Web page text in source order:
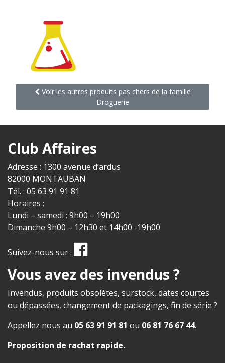
Voir les autres produits pas chers de la famille
Droguerie
Club Affaires
Adresse : 1300 avenue d’ardus
82000 MONTAUBAN
Tél. : 05 63 91 91 81
Horaires :
Lundi – samedi : 9h00 – 19h00
Dimanche 9h00 – 12h30 et 14h00 -19h00
Suivez-nous sur :
Vous avez des invendus ?
Invendus, produits obsolètes, surstock, dates courtes
ou dépassées, changement de packagings, fin de série ?
Appellez nous au 05 63 91 91 81 ou 06 81 76 67 44.
Proposition de rachat rapide.